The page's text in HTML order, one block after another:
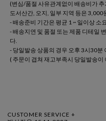
(변심/품절 사유관계없이 배송비가
도서산간, 오지, 일부 지역 등은 3,000
- 배송준비 기간은 평균 1 ~ 일이상 소
- 배송지연 및 품절 또는 제품 디테일
다.
- 당일발송 상품의 경우 오후 3시30분
( 주문이 겹쳐 재고부족시 당일발송이
CUSTOMER SERVICE +